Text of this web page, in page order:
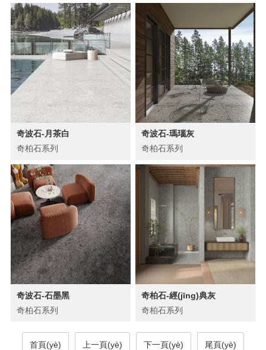
奇波石-月茶白
奇柏石系列
奇波石-瑪瑙灰
奇柏石系列
奇波石-石墨黑
奇柏石系列
奇柏石-經(jīng)典灰
奇柏石系列
首頁(yè) 上一頁(yè) 下一頁(yè) 尾頁(yè)